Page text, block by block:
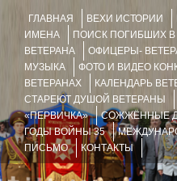
ГЛАВНАЯ ВЕХИ ИСТОРИИ
ИМЕНА
ПОИСК ПОГИБШИХ
ВЕТЕРАНА
ОФИЦЕРЫ-
МУЗЫКА
ФОТО И ВИДЕО
ВЕТЕРАНАХ
КАЛЕНДАРЬ
СТАРЕЮТ ДУШОЙ ВЕТЕРАНЫ
«ПЕРВИЧКА»
СОЖЖЁННЫЕ
ГОДЫ ВОЙНЫ 35
ПИСЬМО
КОНТАКТЫ